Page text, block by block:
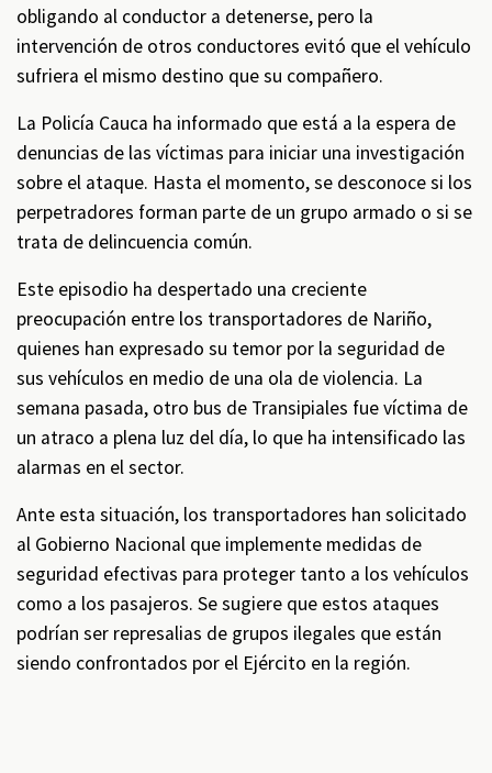
obligando al conductor a detenerse, pero la
intervención de otros conductores evitó que el vehículo
sufriera el mismo destino que su compañero.
La Policía Cauca ha informado que está a la espera de
denuncias de las víctimas para iniciar una investigación
sobre el ataque. Hasta el momento, se desconoce si los
perpetradores forman parte de un grupo armado o si se
trata de delincuencia común.
Este episodio ha despertado una creciente
preocupación entre los transportadores de Nariño,
quienes han expresado su temor por la seguridad de
sus vehículos en medio de una ola de violencia. La
semana pasada, otro bus de Transipiales fue víctima de
un atraco a plena luz del día, lo que ha intensificado las
alarmas en el sector.
Ante esta situación, los transportadores han solicitado
al Gobierno Nacional que implemente medidas de
seguridad efectivas para proteger tanto a los vehículos
como a los pasajeros. Se sugiere que estos ataques
podrían ser represalias de grupos ilegales que están
siendo confrontados por el Ejército en la región.